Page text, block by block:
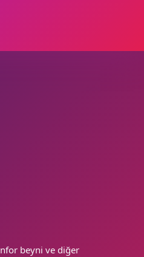
beyni ve diğer